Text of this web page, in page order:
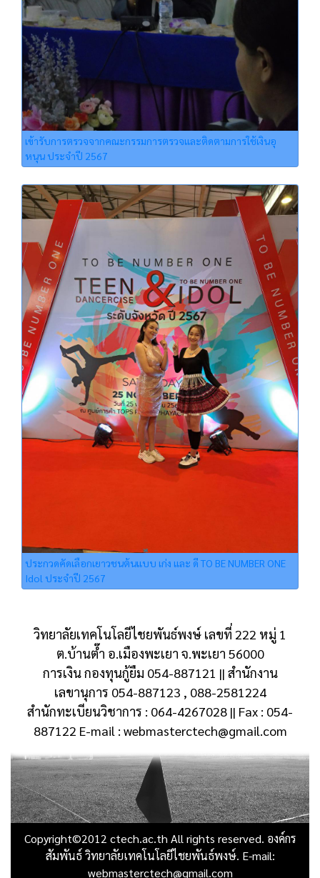
เข้ารับการตรวจจากคณะกรรมการตรวจและติดตามการใช้เงินอุ
หนุน ประจำปี 2567
ประกวดคัดเลือกเยาวชนต้นแบบ เก่ง และ ดี TO BE NUMBER ONE
Idol ประจำปี 2567
วิทยาลัยเทคโนโลยีไชยพันธ์พงษ์ เลขที่ 222 หมู่ 1
ต.บ้านต๊ำ อ.เมืองพะเยา จ.พะเยา 56000
การเงิน กองทุนกู้ยืม 054-887121 || สำนักงาน
เลขานุการ 054-887123 , 088-2581224
สำนักทะเบียนวิชาการ : 064-4267028 || Fax : 054-
887122 E-mail : webmasterctech@gmail.com
Copyright©2012 ctech.ac.th All rights reserved. องค์กร
สัมพันธ์ วิทยาลัยเทคโนโลยีไชยพันธ์พงษ์. E-mail:
webmasterctech@gmail.com